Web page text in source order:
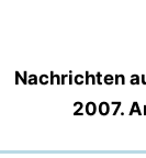
Nachrichten
2007.